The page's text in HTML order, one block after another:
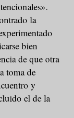
la
bien
de que otra
toma de
y
el de la